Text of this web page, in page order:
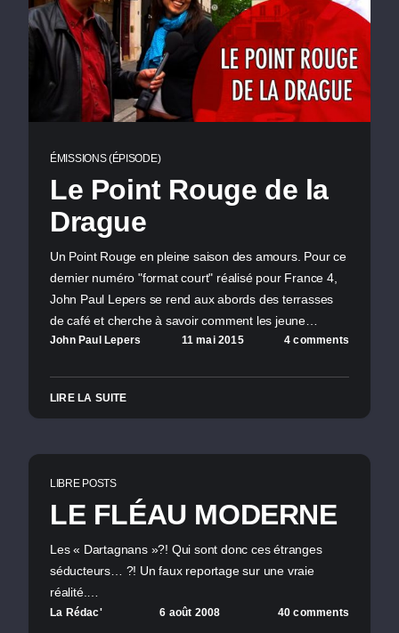
ÉMISSIONS (ÉPISODE)
Le Point Rouge de la
Drague
Un Point Rouge en pleine saison des amours. Pour ce
dernier numéro "format court" réalisé pour France 4,
John Paul Lepers se rend aux abords des terrasses
de café et cherche à savoir comment les jeune…
John Paul Lepers 11 mai 2015 4 comments
LIRE LA SUITE
LIBRE POSTS
LE FLÉAU MODERNE
Les « Dartagnans »?! Qui sont donc ces étranges
séducteurs… ?! Un faux reportage sur une vraie
réalité.…
La Rédac' 6 août 2008 40 comments